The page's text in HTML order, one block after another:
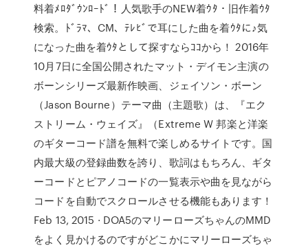
料着ﾒﾛﾀﾞｳﾝﾛｰﾄﾞ！人気歌手のNEW着ｳﾀ・旧作着ｳﾀ
検索。ﾄﾞﾗﾏ、CM、ﾃﾚﾋﾞで耳にした曲を着ｳﾀに♪気
になった曲を着ｳﾀとして探すならｺｺから！ 2016年
10月7日に全国公開されたマット・デイモン主演の
ボーンシリーズ最新作映画、ジェイソン・ボーン
（Jason Bourne）テーマ曲（主題歌）は、『エク
ストリーム・ウェイズ』（Extreme W 邦楽と洋楽
のギターコード譜を無料で楽しめるサイトです。国
内最大級の登録曲数を誇り、歌詞はもちろん、ギタ
ーコードとピアノコードの一覧表示や曲を見ながら
コードを自動でスクロールさせる機能もあります！
Feb 13, 2015 · DOA5のマリーローズちゃんのMMD
をよく見かけるのですがどこかにマリーローズちゃ